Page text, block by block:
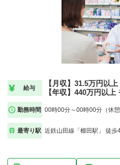
給与
【月収】31.5万円以
【年収】440万円以上
勤務時間 00時00分～00時00分（休憩
最寄り駅 近鉄山田線「櫛田駅」 徒歩